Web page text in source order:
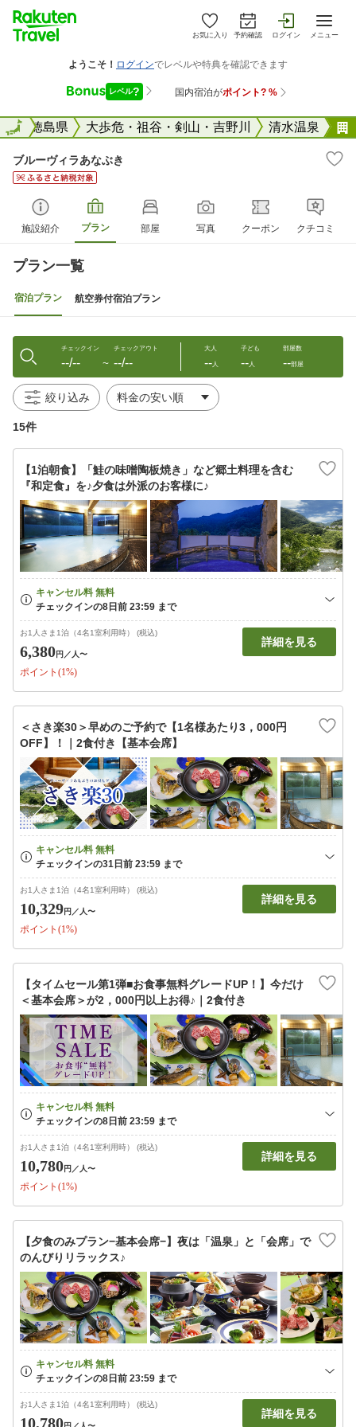
お気に入り 予約確認 ログイン メニュー
全国徳島県 大歩危・祖谷・剣山・吉野川 清水温泉
全国
ブルーヴィラあなぶき
施設紹介 プラン 部屋 写真 クーポン クチコミ
プラン一覧
宿泊プラン 航空券付宿泊プラン
チェックイン
--/-- 〜
チェックアウト
--/--
大人
--人
子ども
--人
部屋数
--部屋
絞り込み
15件
【1泊朝食】「鮭の味噌陶板焼き」など郷土料理を含む
『和定食』を♪夕食は外派のお客様に♪
お1人さま1泊（4名1室利用時） (税込)
6,380円 ／人〜
ポイント(1%)
詳細を見る
＜さき楽30＞早めのご予約で【1名様あたり3，000円
OFF】！｜2食付き【基本会席】
お1人さま1泊（4名1室利用時） (税込)
10,329円 ／人〜
ポイント(1%)
詳細を見る
【タイムセール第1弾■お食事無料グレードUP！】今だけ
＜基本会席＞が2，000円以上お得♪｜2食付き
お1人さま1泊（4名1室利用時） (税込)
10,780円 ／人〜
ポイント(1%)
詳細を見る
【夕食のみプラン−基本会席−】夜は「温泉」と「会席」で
のんびりリラックス♪
お1人さま1泊（4名1室利用時） (税込)
10,780
詳細を見る